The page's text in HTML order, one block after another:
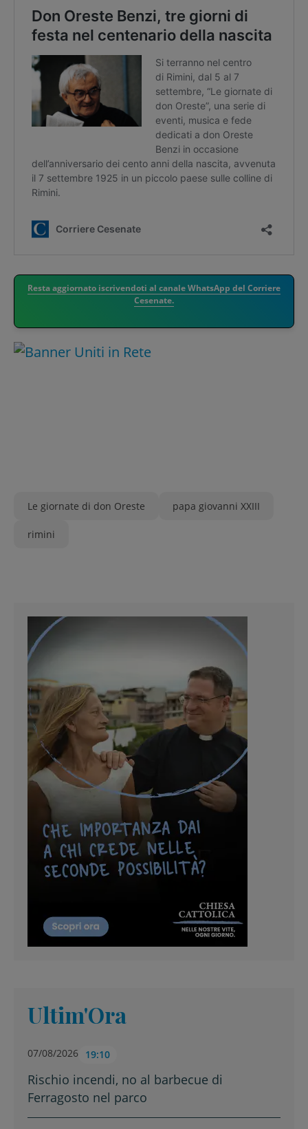
Resta aggiornato iscrivendoti al canale WhatsApp del Corriere
Cesenate.
Le giornate di don Oreste papa giovanni XXIII
rimini
Ultim'Ora
07/08/2026 19:10
Rischio incendi, no al barbecue di
Ferragosto nel parco